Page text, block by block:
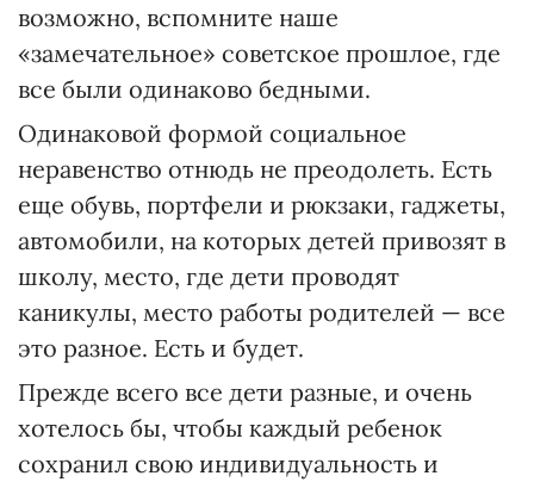
возможно, вспомните наше
«замечательное» советское прошлое, где
все были одинаково бедными.
Одинаковой формой социальное
неравенство отнюдь не преодолеть. Есть
еще обувь, портфели и рюкзаки, гаджеты,
автомобили, на которых детей привозят в
школу, место, где дети проводят
каникулы, место работы родителей — все
это разное. Есть и будет.
Прежде всего все дети разные, и очень
хотелось бы, чтобы каждый ребенок
сохранил свою индивидуальность и